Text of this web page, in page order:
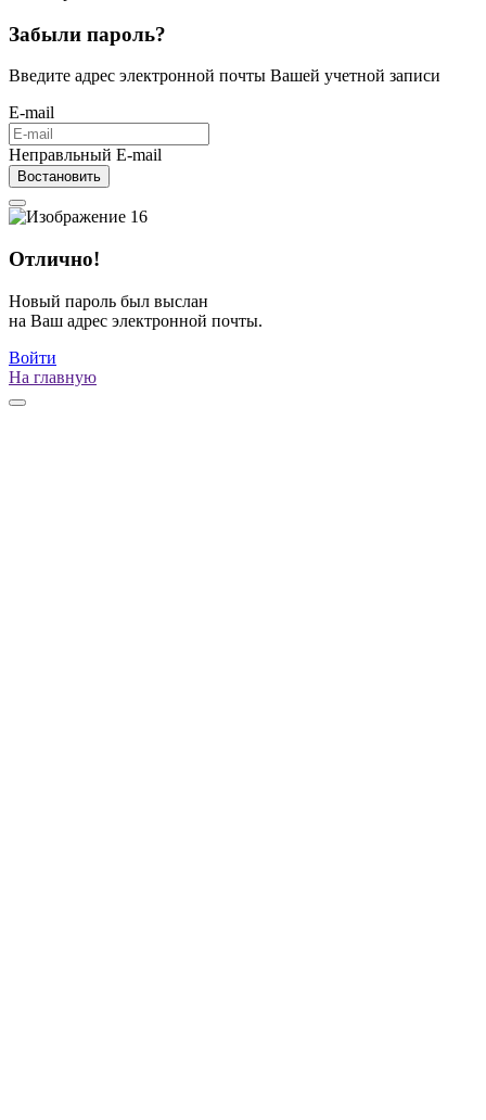
Забыли пароль?
Введите адрес электронной почты Вашей учетной записи
E-mail
Неправльный E-mail
Востановить
Отлично!
Новый пароль был выслан
на Ваш адрес электронной почты.
Войти
На главную